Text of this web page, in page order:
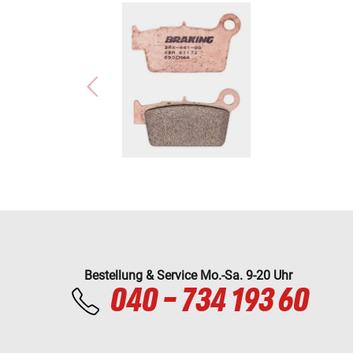
Bestellung & Service Mo.-Sa. 9-20 Uhr
040 - 734 193 60